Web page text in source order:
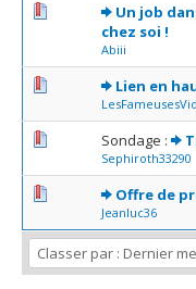
Un job
chez soi !
Abiii
0 Votes - 0 sur 5 en
123 45
Lien en
0 Votes - 0 sur 5 en
1 2345
Sondage :
Sephiroth33290
0 Votes - 0 sur 5 en
123 45
Offre de
Jeanluc36
0 Votes - 0 sur 5 en
12 345